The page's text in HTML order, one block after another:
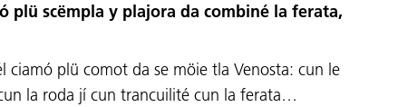
plü scëmpla y plajora da combiné la ferata,
ciamó plü comot da se möie tla Venosta: cun le
la roda jí cun trancuilité cun la ferata…